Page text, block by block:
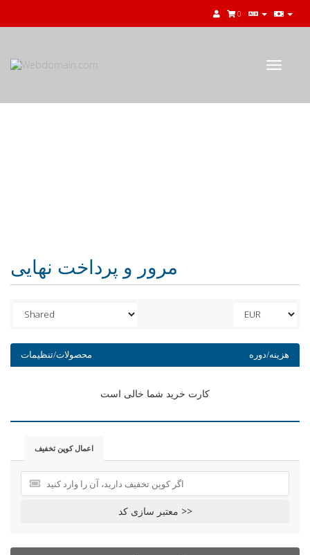
0
Toggle
مرور و پرداخت نهایی
محصولات/تنظیمات هزینه/دوره
کارت خرید شما خالی است
اعمال کوپن تخفیف
معتبر سازی کد >>